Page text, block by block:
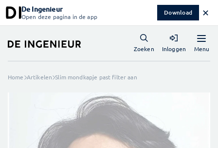
De Ingenieur
Open deze pagina in de app Download ✕
Menu
Zoeken Inloggen
Home Artikelen Slim mondkapje past filter aan